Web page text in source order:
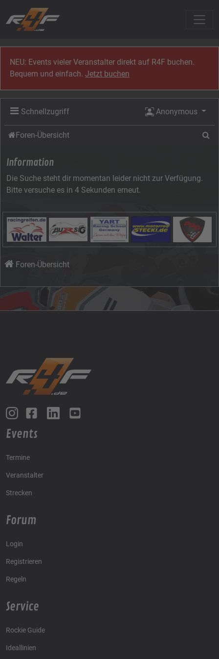
NEU: Events vieler Veranstalter direkt auf R4F buchen.
Bequem und einfach.Jetzt buchen
Schnellzugriff Anonymous
Foren-Übersicht
Information
Die Suche steht dir momentan leider nicht zur Verfügung.
Bitte versuche es in 4 Sekunden erneut.
Foren-Übersicht
Events
Termine
Veranstalter
Strecken
Forum
Login
Registrieren
Regeln
Service
Rockie Guide
Ideallinien